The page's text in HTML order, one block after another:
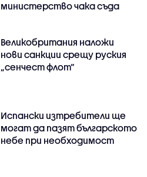
министерство чака съда
Великобритания наложи
нови санкции срещу руския
„сенчест флот“
Испански изтребители ще
могат да пазят българското
небе при необходимост